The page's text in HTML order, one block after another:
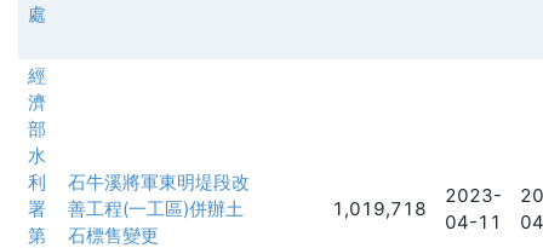
處
經
濟
部
水
利
署
第
石牛溪將軍東明堤段改
善工程(一工區)併辦土
石標售變更
1,019,718
2023-
04-11